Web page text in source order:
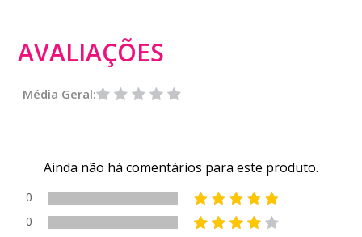
AVALIAÇÕES
Média Geral:
Ainda não há comentários para este produto.
0
0